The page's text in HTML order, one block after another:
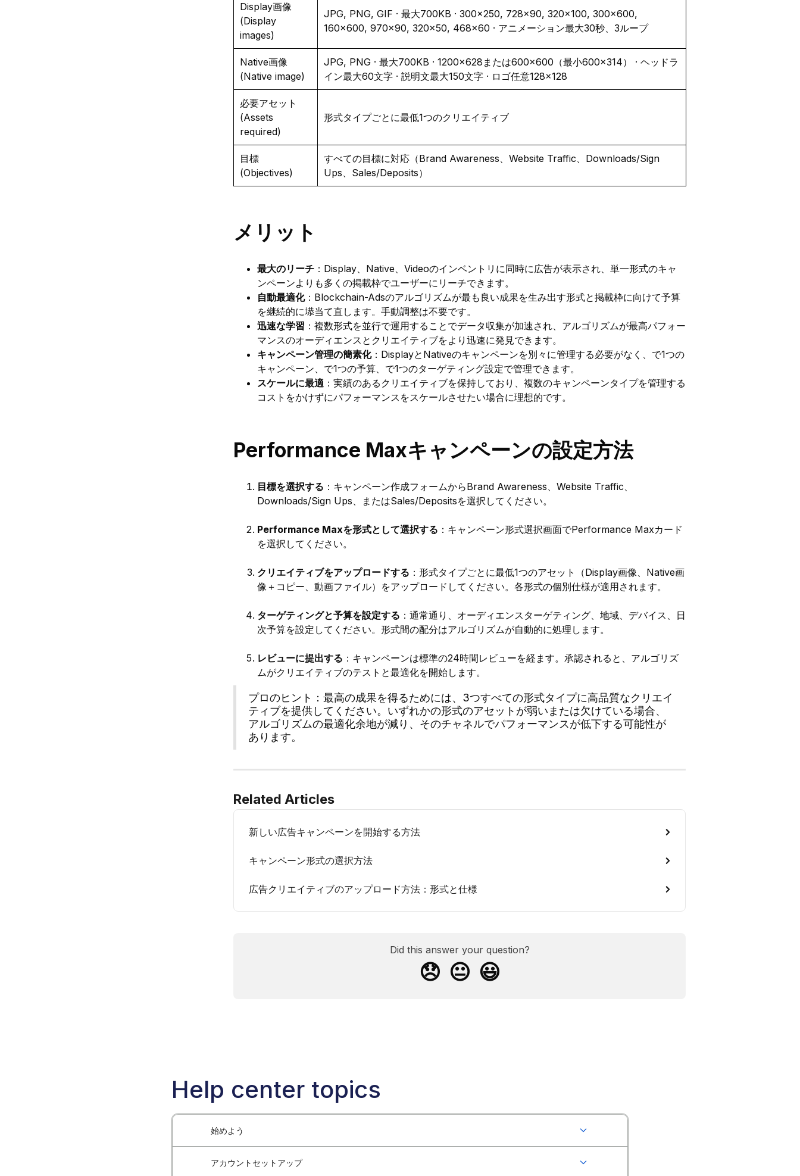
Display画像
(Display
images)
JPG, PNG, GIF · 最大700KB · 300×250, 728×90, 320×100, 300×600,
160×600, 970×90, 320×50, 468×60 · アニメーション最大30秒、3ループ
Native画像
(Native image)
JPG, PNG · 最大700KB · 1200×628または600×600（最小600×314） · ヘッドラ
イン最大60文字 · 説明文最大150文字 · ロゴ任意128×128
必要アセット
(Assets
required)
形式タイプごとに最低1つのクリエイティブ
目標
(Objectives)
すべての目標に対応（Brand Awareness、Website Traffic、Downloads/Sign
Ups、Sales/Deposits）
メリット
最大のリーチ ：Display、Native、Videoのインベントリに同時に広告が表示され、単一形式のキャ
ンペーンよりも多くの掲載枠でユーザーにリーチできます。
自動最適化：Blockchain-Adsのアルゴリズムが最も良い成果を生み出す形式と掲載枠に向けて予算
を継続的に塨当て直します。手動調整は不要です。
迅速な学習 ：複数形式を並行で運用することでデータ収集が加速され、アルゴリズムが最高パフォー
マンスのオーディエンスとクリエイティブをより迅速に発見できます。
キャンペーン管理の簡素化：DisplayとNativeのキャンペーンを別々に管理する必要がなく、で1つの
キャンペーン、で1つの予算、で1つのターゲティング設定で管理できます。
スケールに最適 ：実績のあるクリエイティブを保持しており、複数のキャンペーンタイプを管理する
コストをかけずにパフォーマンスをスケールさせたい場合に理想的です。
Performance Maxキャンペーンの設定方法
目標を選択する ：キャンペーン作成フォームからBrand Awareness、Website Traffic、
Downloads/Sign Ups、またはSales/Depositsを選択してください。
Performance Maxを形式として選択する ：キャンペーン形式選択画面でPerformance Maxカード
を選択してください。
クリエイティブをアップロードする ：形式タイプごとに最低1つのアセット（Display画像、Native画
像＋コピー、動画ファイル）をアップロードしてください。各形式の個別仕様が適用されます。
ターゲティングと予算を設定する ：通常通り、オーディエンスターゲティング、地域、デバイス、日
次予算を設定してください。形式間の配分はアルゴリズムが自動的に処理します。
レビューに提出する ：キャンペーンは標準の24時間レビューを経ます。承認されると、アルゴリズ
ムがクリエイティブのテストと最適化を開始します。
プロのヒント：最高の成果を得るためには、3つすべての形式タイプに高品質なクリエイ
ティブを提供してください。いずれかの形式のアセットが弱いまたは欠けている場合、
アルゴリズムの最適化余地が減り、そのチャネルでパフォーマンスが低下する可能性が
あります。
Related Articles
新しい広告キャンペーンを開始する方法
キャンペーン形式の選択方法
広告クリエイティブのアップロード方法：形式と仕様
Did this answer your question?
😞 😐 😃
Help center topics
始めよう
Blockchain-Adsとは
アカウントセットアップ